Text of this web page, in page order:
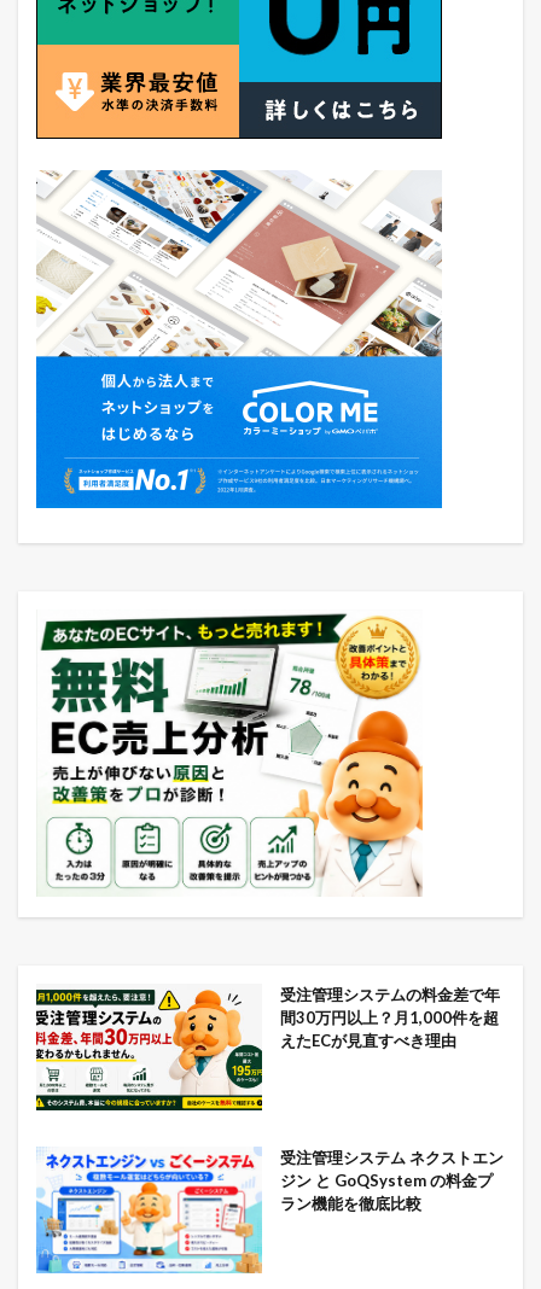
受注管理システムの料金差で年
間30万円以上？月1,000件を超
えたECが見直すべき理由
受注管理システム ネクストエン
ジン と GoQSystem の料金プ
ラン機能を徹底比較